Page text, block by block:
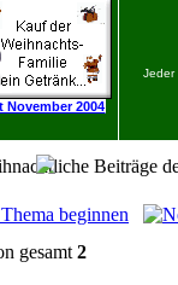
November 2004
Jeder
Beiträge
gesamt 2